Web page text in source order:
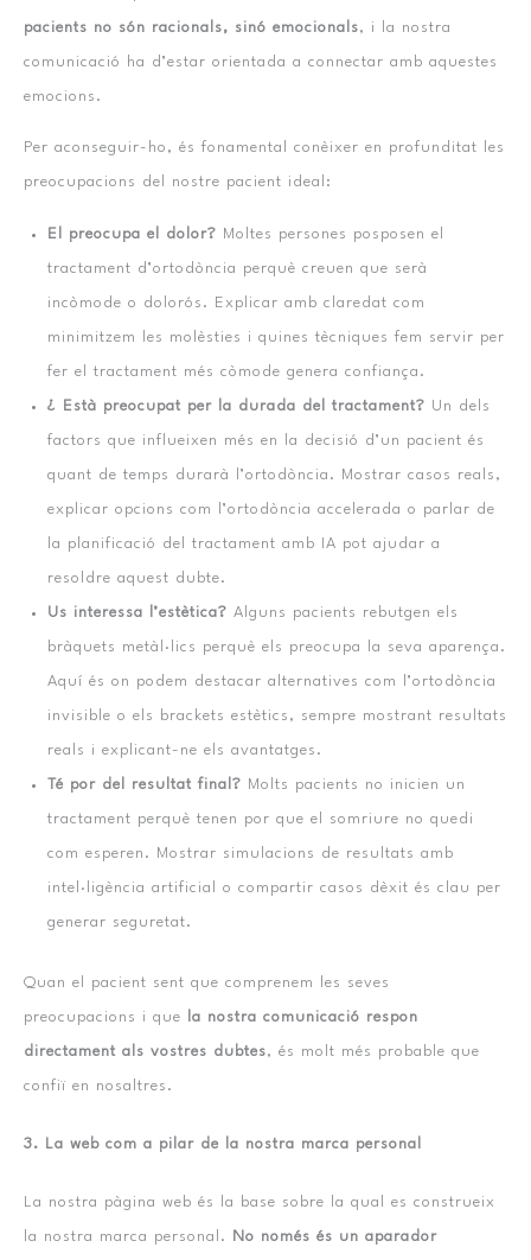
pacients no són racionals, sinó emocionals, i la nostra
comunicació ha d’estar orientada a connectar amb aquestes
emocions.
Per aconseguir-ho, és fonamental conèixer en profunditat les
preocupacions del nostre pacient ideal:
El preocupa el dolor? Moltes persones posposen el
tractament d’ortodòncia perquè creuen que serà
incòmode o dolorós. Explicar amb claredat com
minimitzem les molèsties i quines tècniques fem servir per
fer el tractament més còmode genera confiança.
¿ Està preocupat per la durada del tractament? Un dels
factors que influeixen més en la decisió d’un pacient és
quant de temps durarà l’ortodòncia. Mostrar casos reals,
explicar opcions com l’ortodòncia accelerada o parlar de
la planificació del tractament amb IA pot ajudar a
resoldre aquest dubte.
Us interessa l’estètica? Alguns pacients rebutgen els
bràquets metàl·lics perquè els preocupa la seva aparença.
Aquí és on podem destacar alternatives com l’ortodòncia
invisible o els brackets estètics, sempre mostrant resultats
reals i explicant-ne els avantatges.
Té por del resultat final? Molts pacients no inicien un
tractament perquè tenen por que el somriure no quedi
com esperen. Mostrar simulacions de resultats amb
intel·ligència artificial o compartir casos dèxit és clau per
generar seguretat.
Quan el pacient sent que comprenem les seves
preocupacions i que la nostra comunicació respon
directament als vostres dubtes, és molt més probable que
confiï en nosaltres.
3. La web com a pilar de la nostra marca personal
La nostra pàgina web és la base sobre la qual es construeix
la nostra marca personal. No només és un aparador